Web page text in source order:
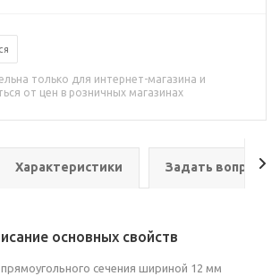
только для интернет-магазина и
от цен в розничных магазинах
Характеристики Задать вопрос
основных свойств
сечения шириной 12 мм